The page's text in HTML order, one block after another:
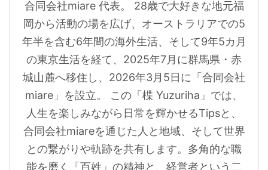
合同会社miare 代表。 28歳で大好きな地元福
岡から活動の場を広げ、オーストラリアでの5
年半を含む6年間の海外生活、そして9年5カ月
の東京生活を経て、2025年7月に群馬県・赤
城山麓へ移住し、2026年3月5日に「合同会社
miare」を設立。 この「楪 Yuzuriha」では、
人生を楽しみながら日常を輝かせるTipsと、
合同会社miareを通じた人と地域、そして世界
との繋がりや軌跡を共有します。多角的な職
能を磨く「百姓」の精神と、経営者という二